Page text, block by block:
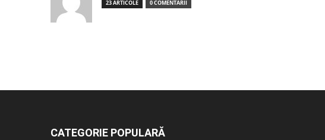
23 ARTICOLE 0 COMENTARII
CATEGORIE POPULARĂ